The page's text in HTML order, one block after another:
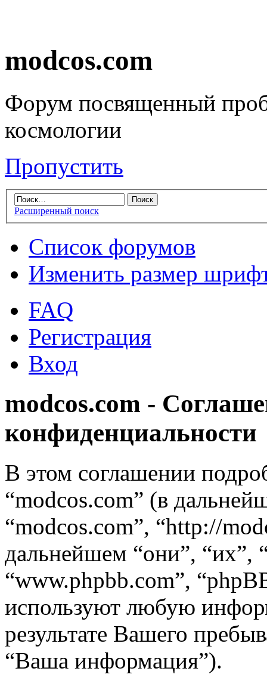
modcos.com
Форум посвященный
космологии
Пропустить
Расширенный поиск
Список форумов
Изменить размер
FAQ
Регистрация
Вход
modcos.com -
конфиденциальности
В этом соглашении
“modcos.com” (в
“modcos.com”, “http://
дальнейшем “они”, “их”,
“www.phpbb.com”,
используют любую
результате Вашего
“Ваша информация”).